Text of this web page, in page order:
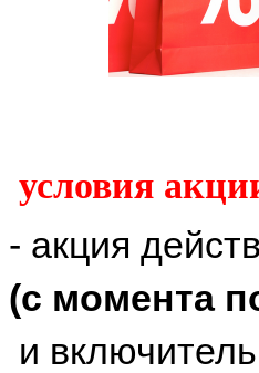
условия
- акция
(с момента
и